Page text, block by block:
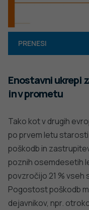
PRENESI
Enostavni ukrepi
in v prometu
Tako kot v drugih
po prvem letu
poškodb in
poznih osemdesetih
povzročijo 21 % vseh
Pogostost poškodb
dejavnikov, npr.